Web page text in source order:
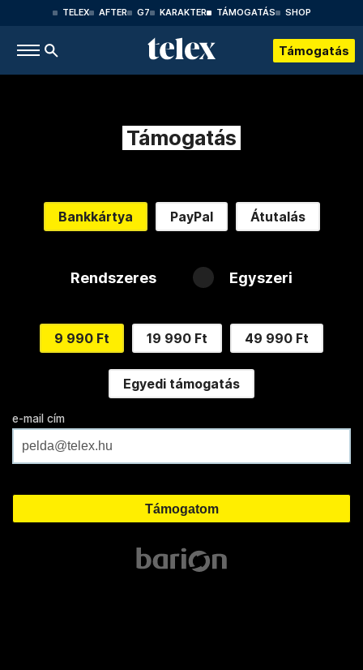
TELEX AFTER G7 KARAKTER TÁMOGATÁS SHOP
Támogatás
Támogatás
Bankkártya PayPal Átutalás
Rendszeres Egyszeri
9 990 Ft 19 990 Ft 49 990 Ft
Egyedi támogatás
e-mail cím